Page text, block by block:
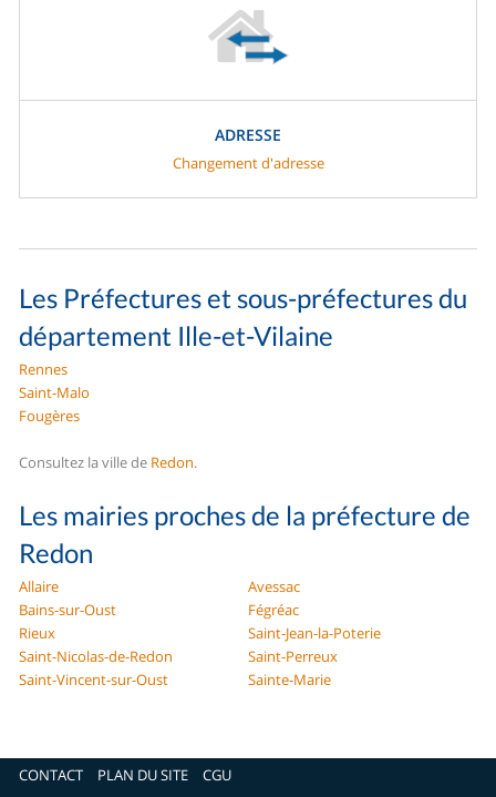
ADRESSE
Changement d'adresse
Les Préfectures et sous-préfectures du
département Ille-et-Vilaine
Rennes
Saint-Malo
Fougères
Consultez la ville de Redon.
Les mairies proches de la préfecture de
Redon
Allaire
Avessac
Bains-sur-Oust
Fégréac
Rieux
Saint-Jean-la-Poterie
Saint-Nicolas-de-Redon
Saint-Perreux
Saint-Vincent-sur-Oust
Sainte-Marie
CONTACT PLAN DU SITE CGU